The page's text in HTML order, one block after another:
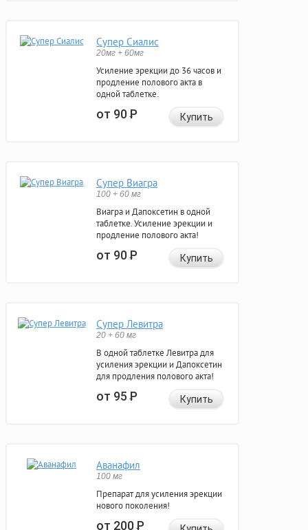
Супер Сиалис
20мг + 60мг
Усиление эрекции до 36 часов и
продление полового акта в
одной таблетке.
от 90Р Купить
Супер Виагра
100 + 60 мг
Виагра и Дапоксетин в одной
таблетке. Усиление эрекции и
продление полового акта!
от 90Р Купить
Супер Левитра
20 + 60 мг
В одной таблетке Левитра для
усиления эрекции и Дапоксетин
для продления полового акта!
от 95Р Купить
Аванафил
100 мг
Препарат для усиления эрекции
нового поколения!
от 200Р